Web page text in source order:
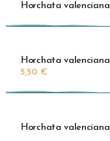
Horchata
Horchata
5,50 €
Horchata